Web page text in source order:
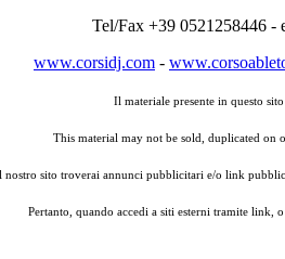
Tel/Fax +39 0521258446 -
www.corsidj.com -
Il materiale presente in questo
This material may not be sold, duplicated on
nostro sito troverai annunci pubblicitari e/o link
Pertanto, quando accedi a siti esterni tramite link,